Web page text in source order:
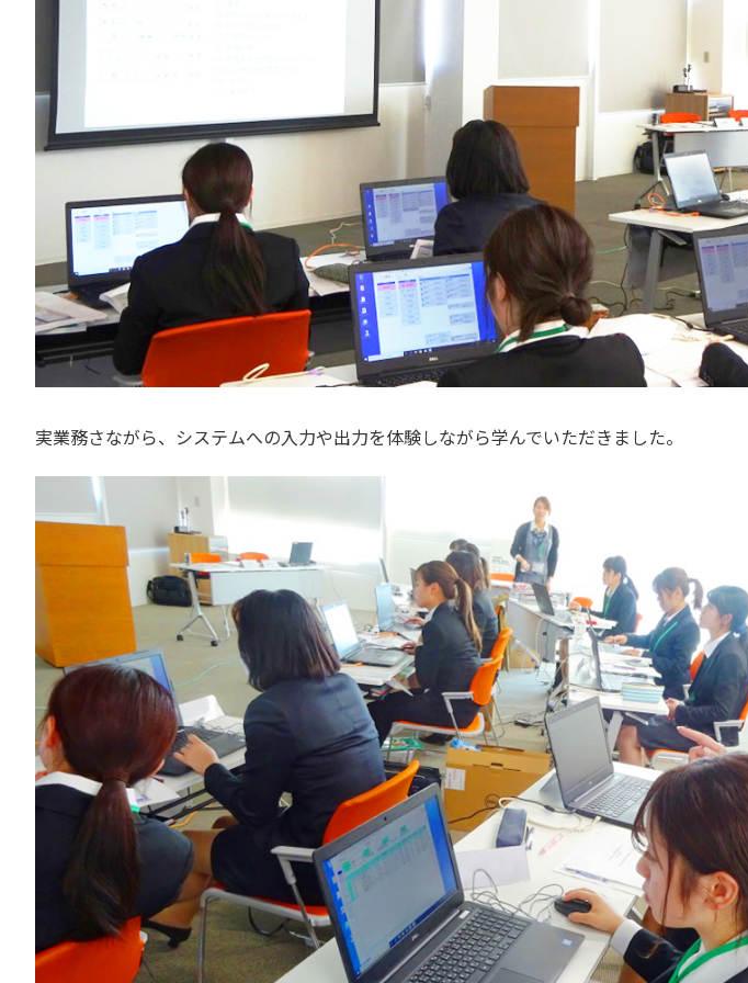
実業務さながら、システムへの入力や出力を体験しながら学んでいただきました。